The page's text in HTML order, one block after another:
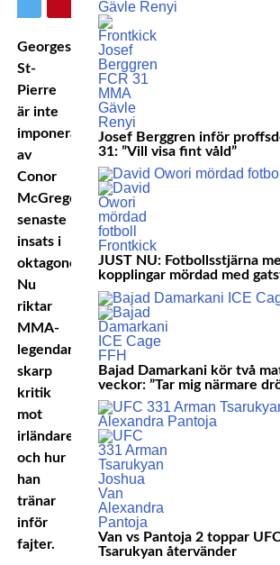
Georges
St-
Pierre
är inte
imponerad
av
Conor
McGregors
senaste
insats i
oktagonen.
Nu
riktar
MMA-
legendaren
skarp
kritik
mot
irländaren
och hur
han
tränar
inför
fajter.
Josef Berggren inför
31: ”Vill visa fint våld”
JUST NU: Fotbollsstjärna
kopplingar mördad med
Bajad Damarkani kör två
veckor: ”Tar mig närmare
Van vs Pantoja 2 toppar
Tsarukyan återvänder